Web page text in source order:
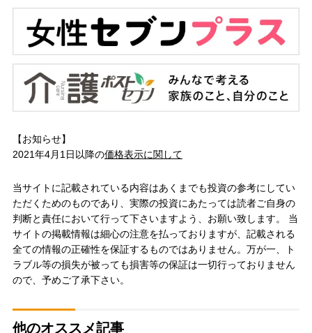
【お知らせ】
2021年4月1日以降の価格表示に関して
当サイトに記載されている内容はあくまでも投資の参考にしてい
ただくためのものであり、実際の投資にあたっては読者ご自身の
判断と責任において行って下さいますよう、お願い致します。 当
サイトの掲載情報は細心の注意を払っておりますが、記載される
全ての情報の正確性を保証するものではありません。万が一、ト
ラブル等の損失が被っても損害等の保証は一切行っておりません
ので、予めご了承下さい。
他のオススメ記事